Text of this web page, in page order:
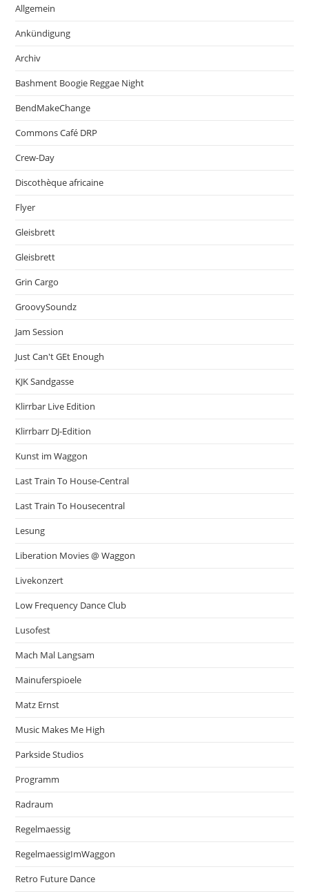
Allgemein
Ankündigung
Archiv
Bashment Boogie Reggae Night
BendMakeChange
Commons Café DRP
Crew-Day
Discothèque africaine
Flyer
Gleisbrett
Gleisbrett
Grin Cargo
GroovySoundz
Jam Session
Just Can't GEt Enough
KJK Sandgasse
Klirrbar Live Edition
Klirrbarr DJ-Edition
Kunst im Waggon
Last Train To House-Central
Last Train To Housecentral
Lesung
Liberation Movies @ Waggon
Livekonzert
Low Frequency Dance Club
Lusofest
Mach Mal Langsam
Mainuferspioele
Matz Ernst
Music Makes Me High
Parkside Studios
Programm
Radraum
Regelmaessig
RegelmaessigImWaggon
Retro Future Dance